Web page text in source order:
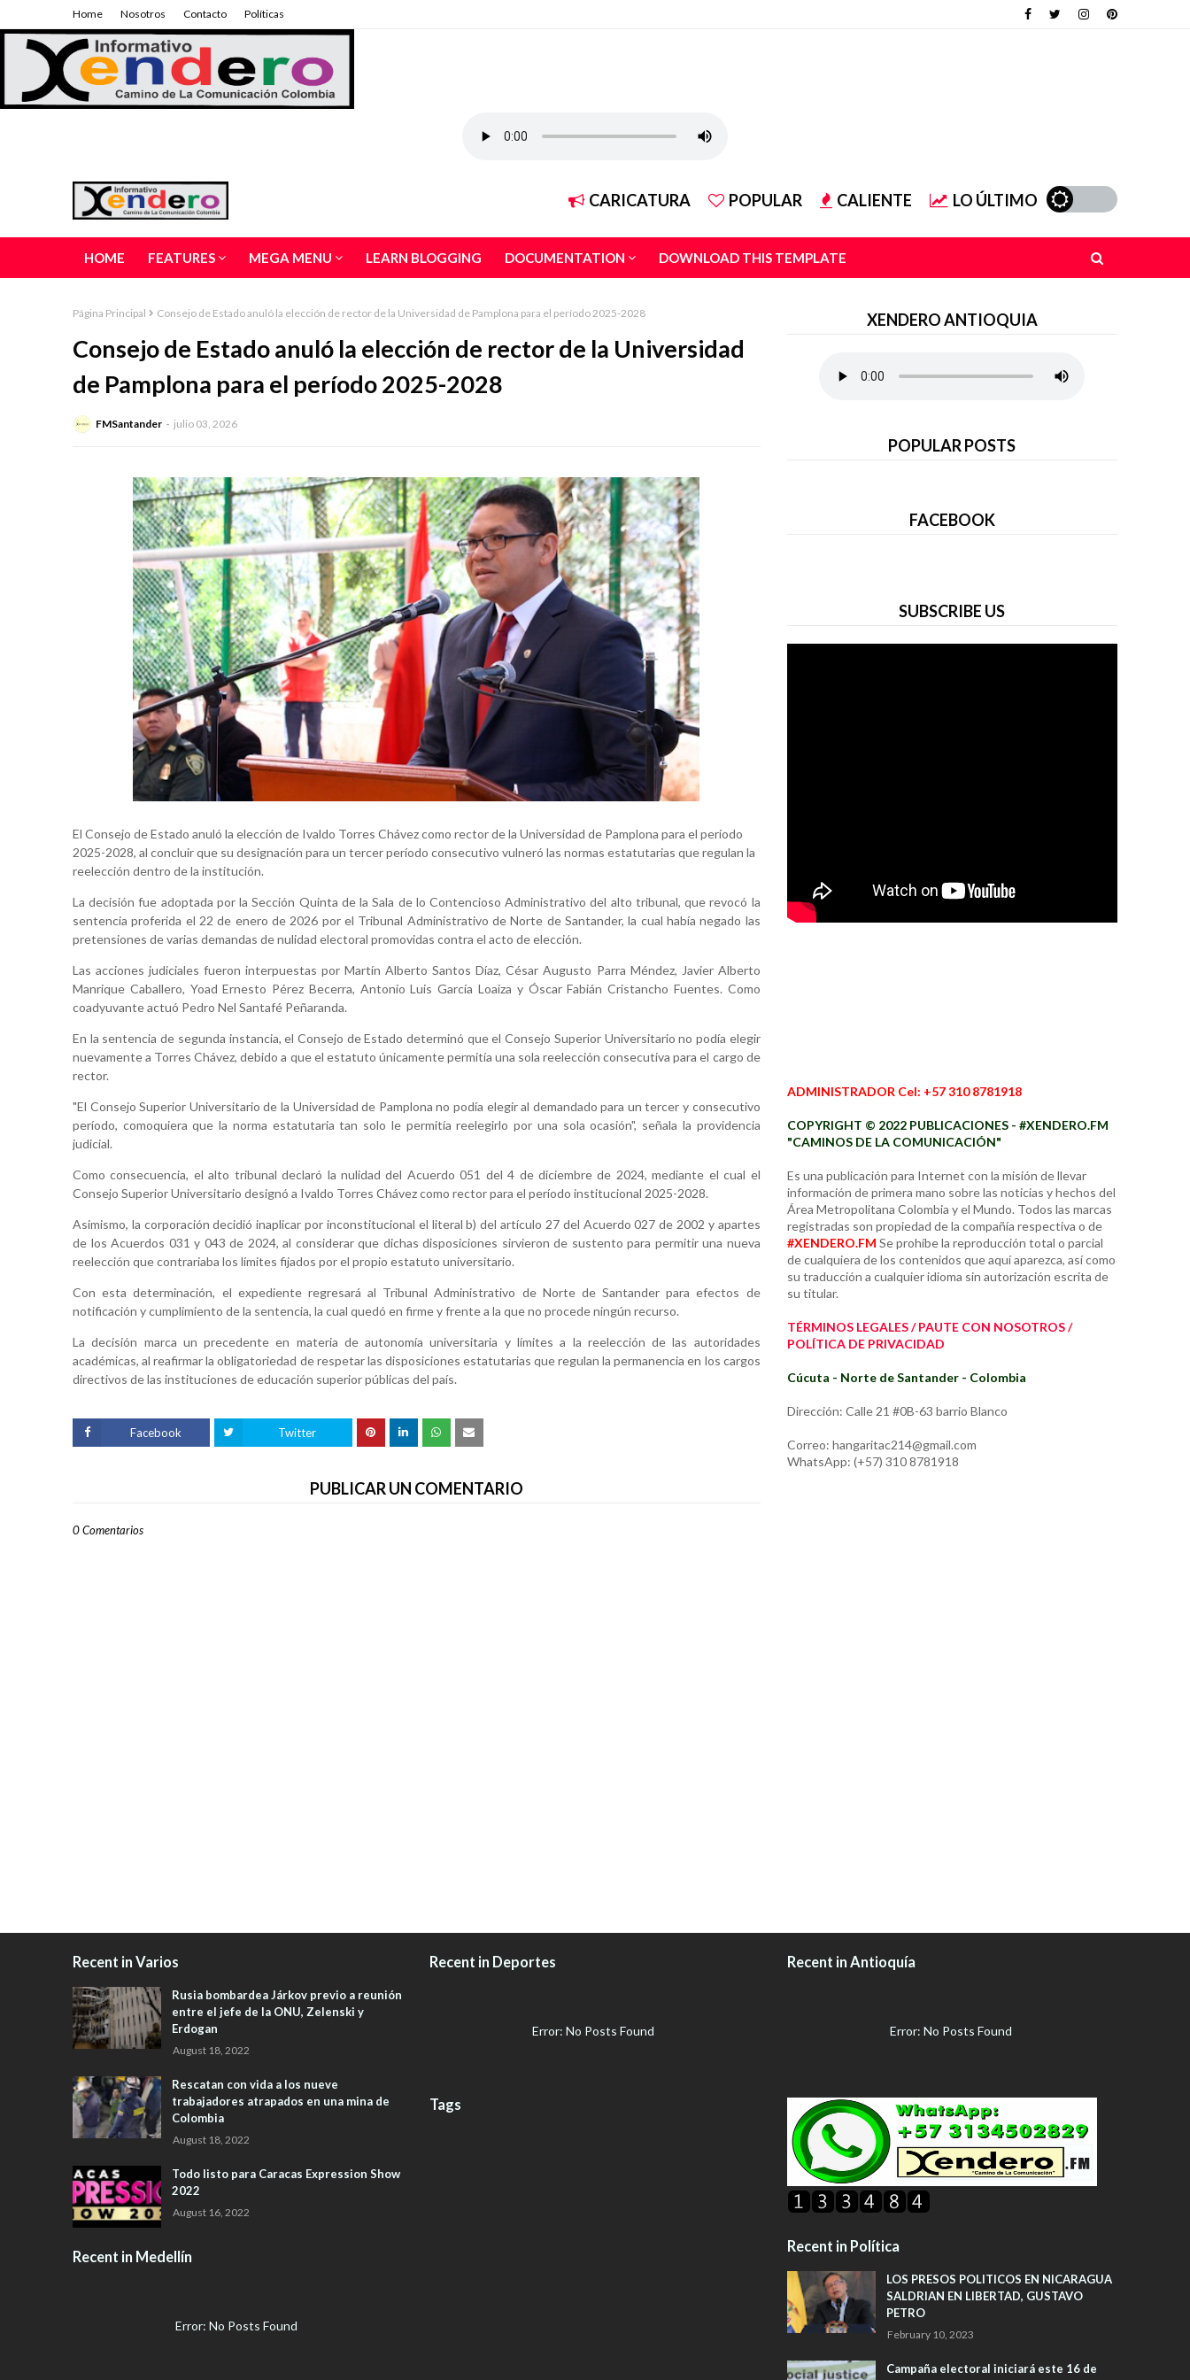
Home Nosotros Contacto Políticas
CARICATURA POPULAR CALIENTE LO ÚLTIMO
HOME FEATURES MEGA MENU LEARN BLOGGING DOCUMENTATION DOWNLOAD THIS TEMPLATE
Página Principal Consejo de Estado anuló la elección de rector de la Universidad de Pamplona para el período 2025-2028
Consejo de Estado anuló la elección de rector de la Universidad
de Pamplona para el período 2025-2028
FMSantander julio 03, 2026
El Consejo de Estado anuló la elección de Ivaldo Torres Chávez como rector de la Universidad de Pamplona para el período
2025-2028, al concluir que su designación para un tercer período consecutivo vulneró las normas estatutarias que regulan la
reelección dentro de la institución.
La decisión fue adoptada por la Sección Quinta de la Sala de lo Contencioso Administrativo del alto tribunal, que revocó la
sentencia proferida el 22 de enero de 2026 por el Tribunal Administrativo de Norte de Santander, la cual había negado las
pretensiones de varias demandas de nulidad electoral promovidas contra el acto de elección.
Las acciones judiciales fueron interpuestas por Martín Alberto Santos Díaz, César Augusto Parra Méndez, Javier Alberto
Manrique Caballero, Yoad Ernesto Pérez Becerra, Antonio Luis García Loaiza y Óscar Fabián Cristancho Fuentes. Como
coadyuvante actuó Pedro Nel Santafé Peñaranda.
En la sentencia de segunda instancia, el Consejo de Estado determinó que el Consejo Superior Universitario no podía elegir
nuevamente a Torres Chávez, debido a que el estatuto únicamente permitía una sola reelección consecutiva para el cargo de
rector.
"El Consejo Superior Universitario de la Universidad de Pamplona no podía elegir al demandado para un tercer y consecutivo
período, comoquiera que la norma estatutaria tan solo le permitía reelegirlo por una sola ocasión", señala la providencia
judicial.
Como consecuencia, el alto tribunal declaró la nulidad del Acuerdo 051 del 4 de diciembre de 2024, mediante el cual el
Consejo Superior Universitario designó a Ivaldo Torres Chávez como rector para el período institucional 2025-2028.
Asimismo, la corporación decidió inaplicar por inconstitucional el literal b) del artículo 27 del Acuerdo 027 de 2002 y apartes
de los Acuerdos 031 y 043 de 2024, al considerar que dichas disposiciones sirvieron de sustento para permitir una nueva
reelección que contrariaba los límites fijados por el propio estatuto universitario.
Con esta determinación, el expediente regresará al Tribunal Administrativo de Norte de Santander para efectos de
notificación y cumplimiento de la sentencia, la cual quedó en firme y frente a la que no procede ningún recurso.
La decisión marca un precedente en materia de autonomía universitaria y límites a la reelección de las autoridades
académicas, al reafirmar la obligatoriedad de respetar las disposiciones estatutarias que regulan la permanencia en los cargos
directivos de las instituciones de educación superior públicas del país.
Facebook Twitter
PUBLICAR UN COMENTARIO
0 Comentarios
XENDERO ANTIOQUIA
POPULAR POSTS
FACEBOOK
SUBSCRIBE US
ADMINISTRADOR Cel: +57 310 8781918
COPYRIGHT © 2022 PUBLICACIONES - #XENDERO.FM
"CAMINOS DE LA COMUNICACIÓN"
Es una publicación para Internet con la misión de llevar
información de primera mano sobre las noticias y hechos del
Área Metropolitana Colombia y el Mundo. Todos las marcas
registradas son propiedad de la compañía respectiva o de
#XENDERO.FM Se prohíbe la reproducción total o parcial
de cualquiera de los contenidos que aquí aparezca, así como
su traducción a cualquier idioma sin autorización escrita de
su titular.
TÉRMINOS LEGALES / PAUTE CON NOSOTROS /
POLÍTICA DE PRIVACIDAD
Cúcuta - Norte de Santander - Colombia
Dirección: Calle 21 #0B-63 barrio Blanco
Correo: hangaritac214@gmail.com
WhatsApp: (+57) 310 8781918
Recent in Varios
Rusia bombardea Járkov previo a reunión
entre el jefe de la ONU, Zelenski y
Erdogan
August 18, 2022
Rescatan con vida a los nueve
trabajadores atrapados en una mina de
Colombia
August 18, 2022
Todo listo para Caracas Expression Show
2022
August 16, 2022
Recent in Medellín
Error: No Posts Found
Recent in Deportes
Error: No Posts Found
Tags
Recent in Antioquía
Error: No Posts Found
Recent in Política
LOS PRESOS POLITICOS EN NICARAGUA
SALDRIAN EN LIBERTAD, GUSTAVO
PETRO
February 10, 2023
Campaña electoral iniciará este 16 de